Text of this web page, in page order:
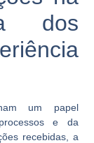
dos
um papel
e da
recebidas, a